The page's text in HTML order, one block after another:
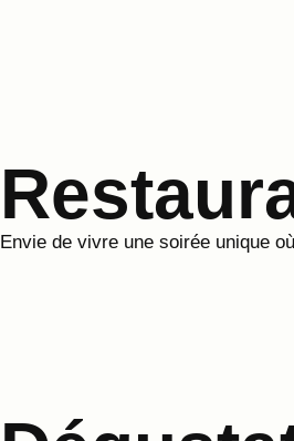
Envie de vivre une soirée unique